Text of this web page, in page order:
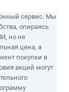
сервис. Мы
опираясь
но не
цена, а
покупки в
акций могут